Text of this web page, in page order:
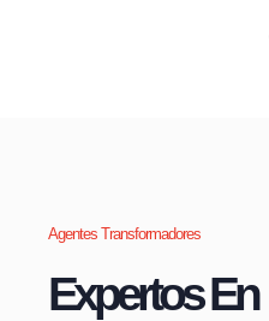
Agentes Transformadores
Expertos En